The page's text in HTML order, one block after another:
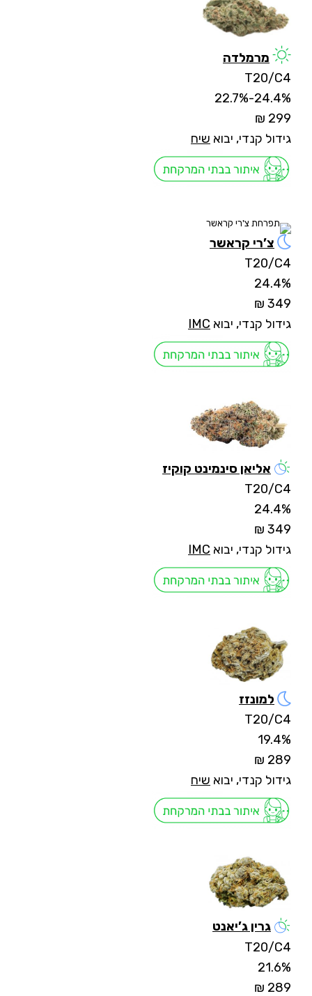
מרמלדה
T20/C4
24.4%-22.7%
299 ₪
גידול קנדי, יבוא שיח
צ’רי קראשר
T20/C4
24.4%
349 ₪
גידול קנדי, יבוא IMC
אליאן סינמינט קוקיז
T20/C4
24.4%
349 ₪
גידול קנדי, יבוא IMC
למונזז
T20/C4
19.4%
289 ₪
גידול קנדי, יבוא שיח
גרין ג’יאנט
T20/C4
21.6%
289 ₪